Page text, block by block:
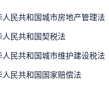
人民共和国城市房地产管理法
人民共和国契税法
人民共和国城市维护建设税法
人民共和国国家赔偿法